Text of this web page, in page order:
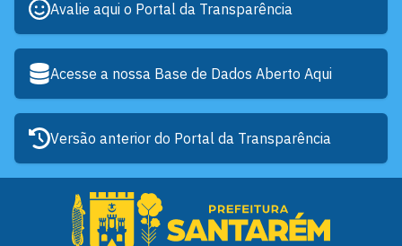
Avalie aqui o Portal da Transparência
Acesse a nossa Base de Dados Aberto Aqui
Versão anterior do Portal da Transparência